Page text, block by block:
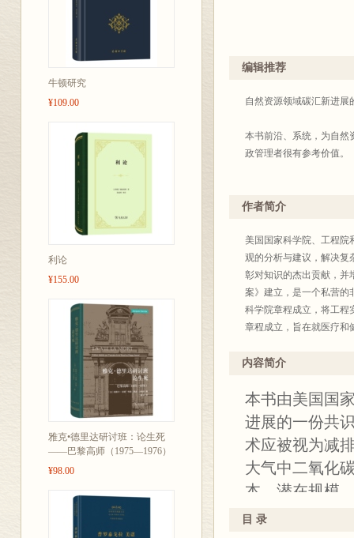
牛顿研究
¥109.00
利论
¥155.00
雅克•德里达研讨班：论生死
——巴黎高师（1975—1976）
¥98.00
编辑推荐
自然资源领域碳汇新进展
本书前沿、系统，为自然
政管理者很有参考价值。
作者简介
美国国家科学院、工程院
观的分析与建议，解决复
彰对知识的杰出贡献，并
案》建立，是一个私营的
科学院章程成立，将工程
章程成立，旨在就医疗和
高兵，博士，研究员，加
邓锋，博士，研究员，主
作，参与多项论文集翻译
程萍，博士，副研究员，
文翻译工作。
内容简介
本书由美国国
进展的一份共
术应被视为减
大气中二氧化
本、潜在规模
这些技术在商
目 录